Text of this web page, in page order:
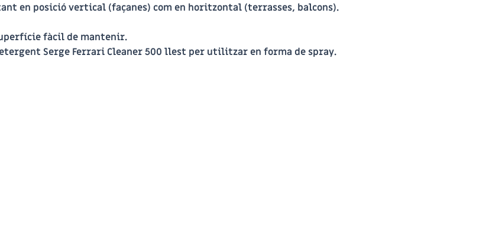
en posició vertical (façanes) com en horitzontal (terrasses, balcons).
fàcil de mantenir.
Serge Ferrari Cleaner 500 llest per utilitzar en forma de spray.